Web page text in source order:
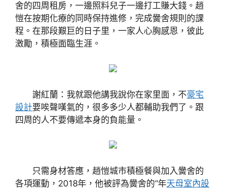
舍的四周租房，一邊照料兒子一邊打工賺大錢。趙
愷在按期化療的同時保持進修，完成黌舍規則的課
程。在那段艱巨的日子里，一家人心胸感恩，彼此
激勵，積極面臨生涯。
謝紅蘭：我就跟他講我說你在家里面，不豪宅
設計要唉聲嘆氣的，很多多少人都輔助我們了。跟
四周的人不要傳遞本身的負能量。
只需身材答應，趙愷城市積極餐與加入黌舍的
各項運動，2018年，他被評為黌舍的“年天母室內設